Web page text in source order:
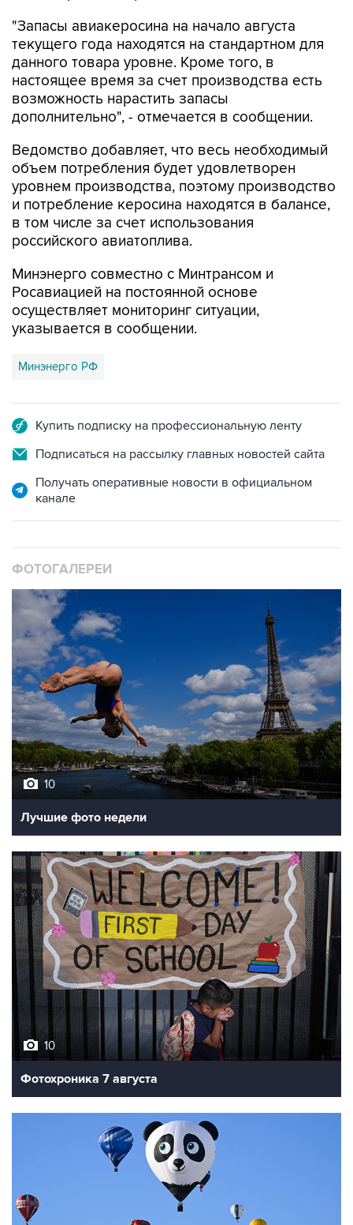
"Запасы авиакеросина на начало августа
текущего года находятся на стандартном для
данного товара уровне. Кроме того, в
настоящее время за счет производства есть
возможность нарастить запасы
дополнительно", - отмечается в сообщении.
Ведомство добавляет, что весь необходимый
объем потребления будет удовлетворен
уровнем производства, поэтому производство
и потребление керосина находятся в балансе,
в том числе за счет использования
российского авиатоплива.
Минэнерго совместно с Минтрансом и
Росавиацией на постоянной основе
осуществляет мониторинг ситуации,
указывается в сообщении.
Минэнерго РФ
Купить подписку на профессиональную ленту
Подписаться на рассылку главных новостей сайта
Получать оперативные новости в официальном
канале
ФОТОГАЛЕРЕИ
10
Лучшие фото недели
10
Фотохроника 7 августа